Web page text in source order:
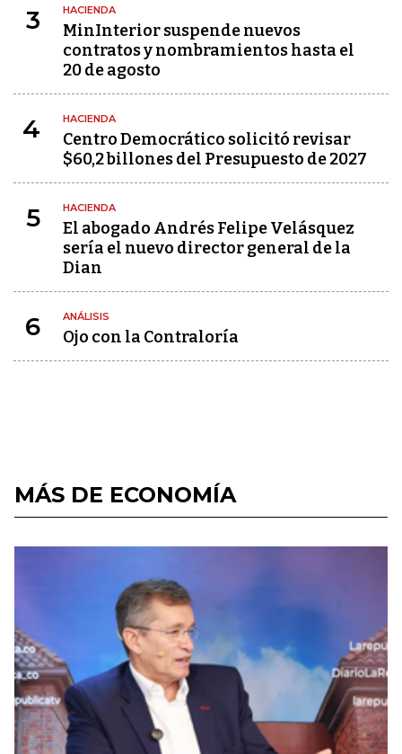
3 HACIENDA
MinInterior suspende nuevos
contratos y nombramientos hasta el
20 de agosto
4 HACIENDA
Centro Democrático solicitó revisar
$60,2 billones del Presupuesto de 2027
5 HACIENDA
El abogado Andrés Felipe Velásquez
sería el nuevo director general de la
Dian
6 ANÁLISIS
Ojo con la Contraloría
MÁS DE ECONOMÍA